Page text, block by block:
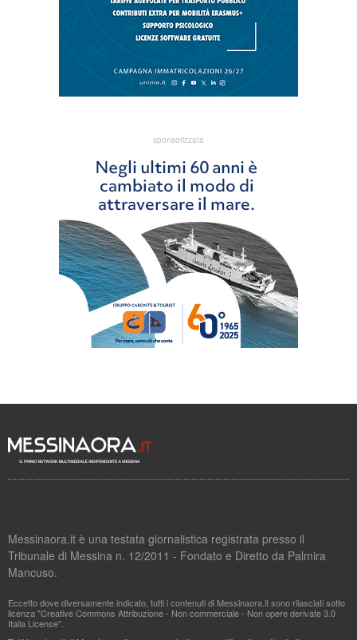
sponsorizzata
Messinaora.it è una testata giornalistica registrata presso il
Tribunale di Messina n. 12/2011 - Fondato e Diretto da Palmira
Mancuso.
Eccetto dove diversamente indicato, tutti i contenuti di Messinaora.it sono rilasciati sotto
licenza "Creative Commons Attribuzione - Non commerciale - Non opere derivate 3.0
Italia License".